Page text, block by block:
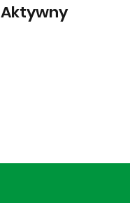
Aktywny